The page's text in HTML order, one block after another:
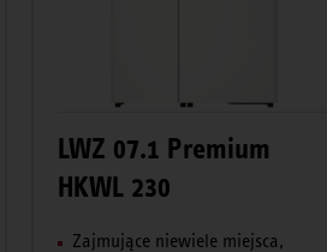
LWZ 07.1 Premium
HKWL 230
Zajmujące niewiele miejsca,